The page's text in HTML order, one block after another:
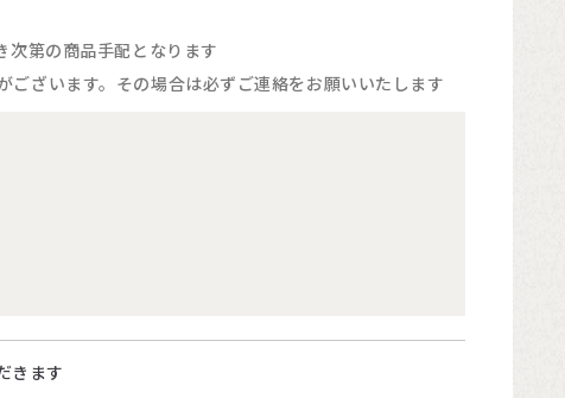
次第の商品手配となります
ざいます。その場合は必ずご連絡をお願いいたします
きます